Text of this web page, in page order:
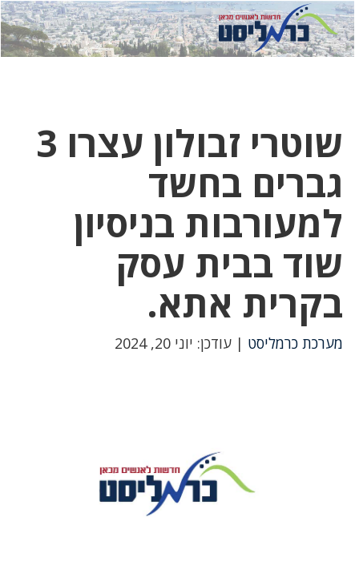
לחץ
כאן
לחץ
כדי
שוטרי זבולון עצרו 3
גברים בחשד
למעורבות בניסיון
שוד בבית עסק
בקרית אתא.
מערכת כרמליסט | עודכן: יוני 20, 2024